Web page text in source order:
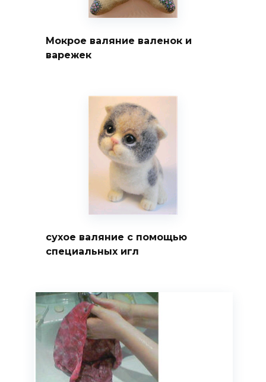
Мокрое валяние валенок и
варежек
сухое валяние с помощью
специальных игл